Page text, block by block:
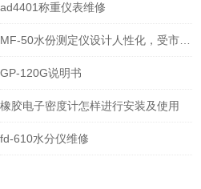
ad4401称重仪表维修
GP-120G说明书
橡胶电子密度计怎样进行安装及使用
fd-610水分仪维修